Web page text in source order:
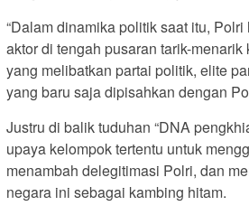
“Dalam dinamika politik saat itu,
aktor di tengah pusaran tarik-
yang melibatkan partai politik, elite
yang baru saja dipisahkan dengan
Justru di balik tuduhan “DNA
upaya kelompok tertentu untuk
menambah delegitimasi Polri, dan
negara ini sebagai kambing hitam.